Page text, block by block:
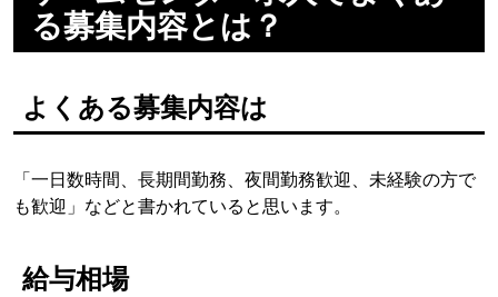
る募集内容とは？
よくある募集内容は
「一日数時間、長期間勤務、夜間勤務歓迎、未経験の方で
も歓迎」などと書かれていると思います。
給与相場